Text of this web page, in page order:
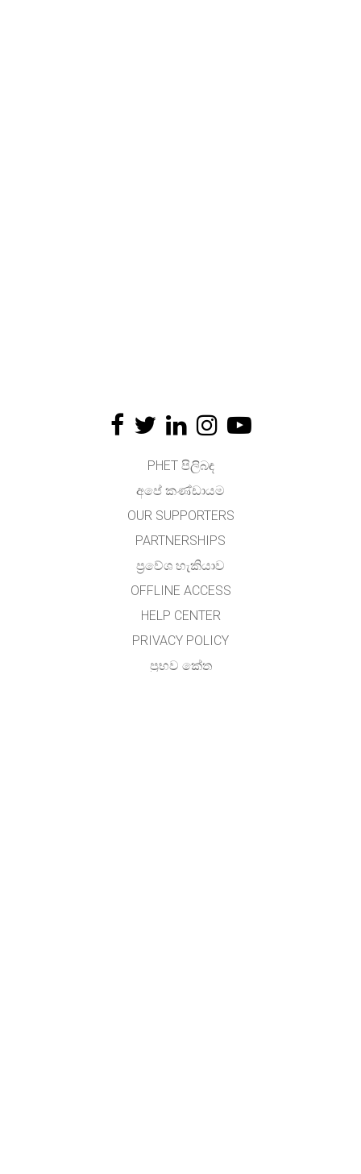
PHET පිලිබඳ
අපේ කණ්ඩායම
OUR SUPPORTERS
PARTNERSHIPS
ප්‍රවේශ හැකියාව
OFFLINE ACCESS
HELP CENTER
PRIVACY POLICY
ප්‍රභව කේත